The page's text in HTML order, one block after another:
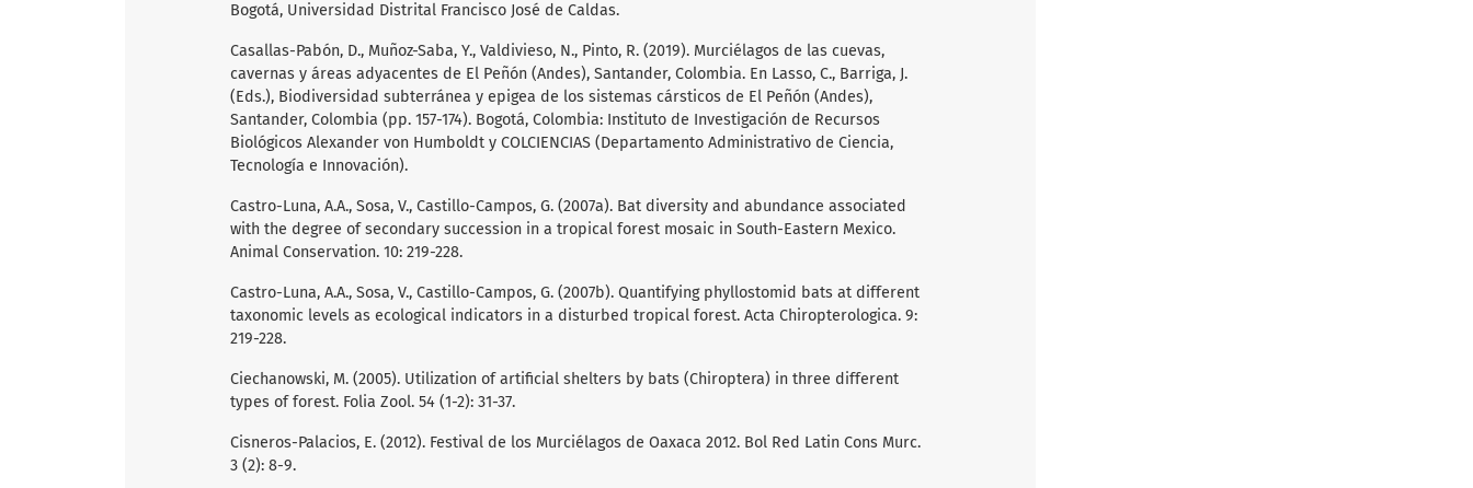
Bogotá, Universidad Distrital Francisco José de Caldas.
Casallas-Pabón, D., Muñoz-Saba, Y., Valdivieso, N., Pinto, R. (2019). Murciélagos de las cuevas,
cavernas y áreas adyacentes de El Peñón (Andes), Santander, Colombia. En Lasso, C., Barriga, J.
(Eds.), Biodiversidad subterránea y epigea de los sistemas cársticos de El Peñón (Andes),
Santander, Colombia (pp. 157-174). Bogotá, Colombia: Instituto de Investigación de Recursos
Biológicos Alexander von Humboldt y COLCIENCIAS (Departamento Administrativo de Ciencia,
Tecnología e Innovación).
Castro-Luna, A.A., Sosa, V., Castillo-Campos, G. (2007a). Bat diversity and abundance associated
with the degree of secondary succession in a tropical forest mosaic in South-Eastern Mexico.
Animal Conservation. 10: 219-228.
Castro-Luna, A.A., Sosa, V., Castillo-Campos, G. (2007b). Quantifying phyllostomid bats at different
taxonomic levels as ecological indicators in a disturbed tropical forest. Acta Chiropterologica. 9:
219-228.
Ciechanowski, M. (2005). Utilization of artificial shelters by bats (Chiroptera) in three different
types of forest. Folia Zool. 54 (1-2): 31-37.
Cisneros-Palacios, E. (2012). Festival de los Murciélagos de Oaxaca 2012. Bol Red Latin Cons Murc.
3 (2): 8-9.